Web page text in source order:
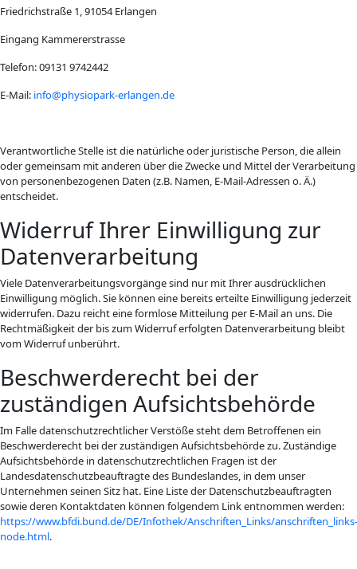
Friedrichstraße 1, 91054 Erlangen
Eingang Kammererstrasse
Telefon: 09131 9742442
E-Mail: info@physiopark-erlangen.de
Verantwortliche Stelle ist die natürliche oder juristische Person, die allein
oder gemeinsam mit anderen über die Zwecke und Mittel der Verarbeitung
von personenbezogenen Daten (z.B. Namen, E-Mail-Adressen o. Ä.)
entscheidet.
Widerruf Ihrer Einwilligung zur
Datenverarbeitung
Viele Datenverarbeitungsvorgänge sind nur mit Ihrer ausdrücklichen
Einwilligung möglich. Sie können eine bereits erteilte Einwilligung jederzeit
widerrufen. Dazu reicht eine formlose Mitteilung per E-Mail an uns. Die
Rechtmäßigkeit der bis zum Widerruf erfolgten Datenverarbeitung bleibt
vom Widerruf unberührt.
Beschwerderecht bei der
zuständigen Aufsichtsbehörde
Im Falle datenschutzrechtlicher Verstöße steht dem Betroffenen ein
Beschwerderecht bei der zuständigen Aufsichtsbehörde zu. Zuständige
Aufsichtsbehörde in datenschutzrechtlichen Fragen ist der
Landesdatenschutzbeauftragte des Bundeslandes, in dem unser
Unternehmen seinen Sitz hat. Eine Liste der Datenschutzbeauftragten
sowie deren Kontaktdaten können folgendem Link entnommen werden:
https://www.bfdi.bund.de/DE/Infothek/Anschriften_Links/anschriften_links-
node.html.